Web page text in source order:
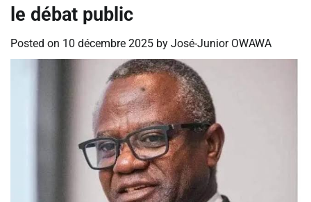
le débat public
Posted on 10 décembre 2025 by José-Junior OWAWA